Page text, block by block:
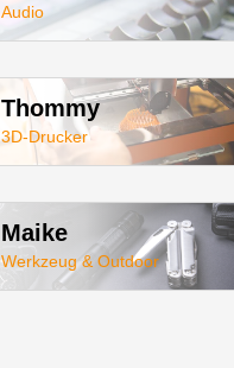
Audio
Thommy
3D-Drucker
Maike
Werkzeug & Outdoor